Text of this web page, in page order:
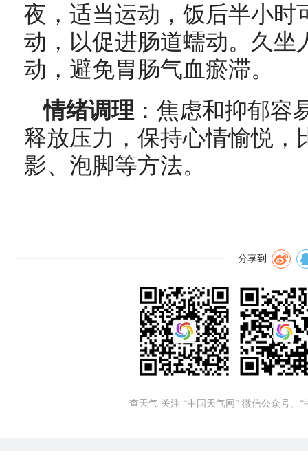
夜，适当运动，饭后半小时
动，以促进肠道蠕动。久坐
动，避免胃肠气血瘀滞。
情绪调理 ：焦虑和抑郁容
释放压力，保持心情愉悦，
影、泡脚等方法。
分享到
查天气 关注 “中国天气网” 微信公众号、